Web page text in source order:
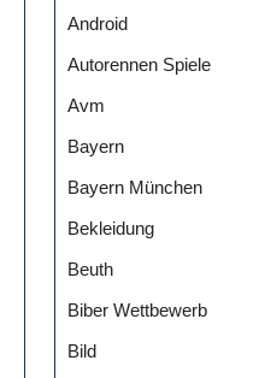
Android
Autorennen Spiele
Avm
Bayern
Bayern München
Bekleidung
Beuth
Biber Wettbewerb
Bild